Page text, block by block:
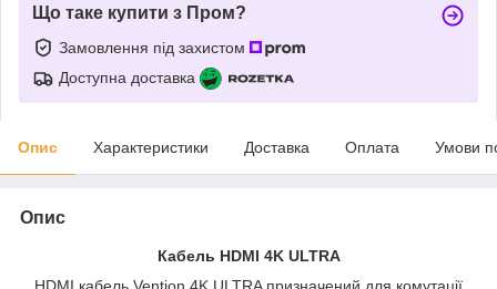
Що таке купити з Пром?
Замовлення під захистом
Доступна доставка
Опис Характеристики Доставка Оплата Умови
Опис
Кабель HDMI 4K ULTRA
HDMI кабель Vention 4K ULTRA призначений для комутації